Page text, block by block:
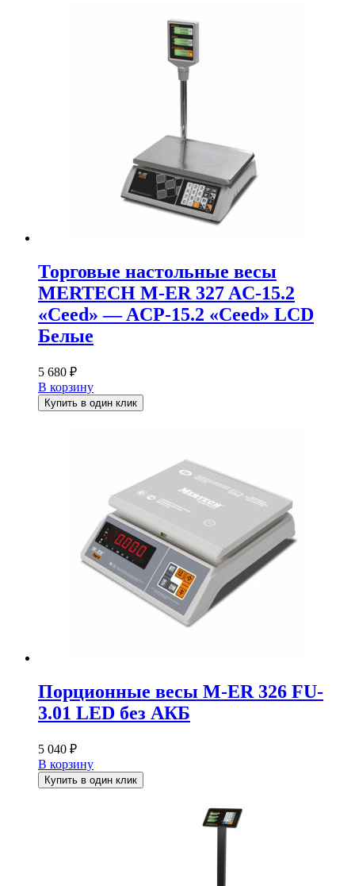
Торговые настольные весы
MERTECH M-ER 327 AC-15.2
«Ceed» — ACP-15.2 «Ceed» LCD
Белые
5 680 ₽
В корзину
Купить в один клик
Порционные весы M-ER 326 FU-
3.01 LED без АКБ
5 040 ₽
В корзину
Купить в один клик